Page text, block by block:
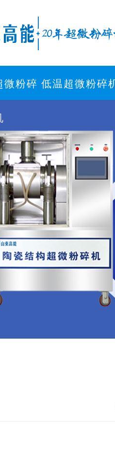
微粉碎 低温超微粉碎